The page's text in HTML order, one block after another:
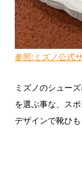
参照:ミズノ公式
ミズノのシュー
を選ぶ事な、ス
デザインで靴ひ